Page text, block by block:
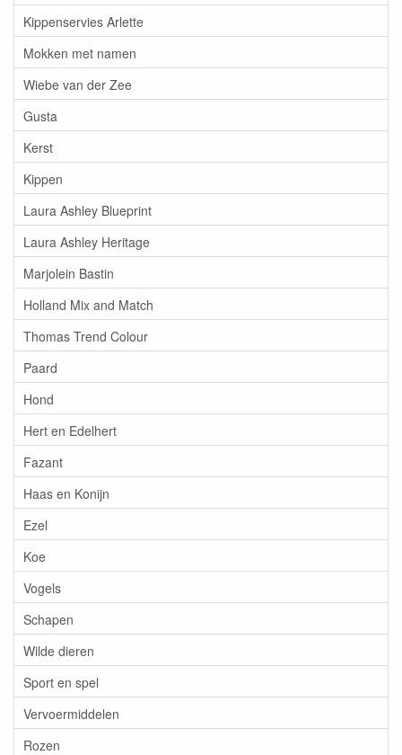
Kippenservies Arlette
Mokken met namen
Wiebe van der Zee
Gusta
Kerst
Kippen
Laura Ashley Blueprint
Laura Ashley Heritage
Marjolein Bastin
Holland Mix and Match
Thomas Trend Colour
Paard
Hond
Hert en Edelhert
Fazant
Haas en Konijn
Ezel
Koe
Vogels
Schapen
Wilde dieren
Sport en spel
Vervoermiddelen
Rozen